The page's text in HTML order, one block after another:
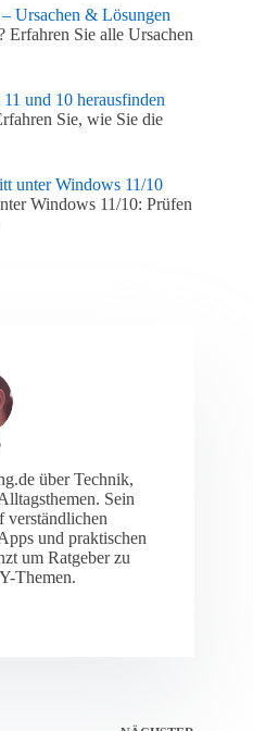
Ursachen & Lösungen
Erfahren Sie alle Ursachen
und 10 herausfinden
Sie, wie Sie die
unter Windows 11/10
Windows 11/10: Prüfen
über Technik,
Sein
verständlichen
und praktischen
um Ratgeber zu
Themen.